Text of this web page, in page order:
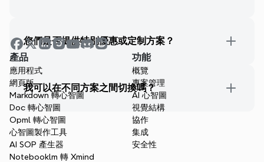
您們是否提供特別優惠或定制方案？
我可以在不同方案之間切換嗎？
產品
應用程式
網頁版
Markdown 轉心智圖
Doc 轉心智圖
Opml 轉心智圖
心智圖製作工具
AI SOP 產生器
Notebooklm 轉 Xmind
功能
概覽
專案管理
AI 心智圖
視覺結構
協作
集成
安全性